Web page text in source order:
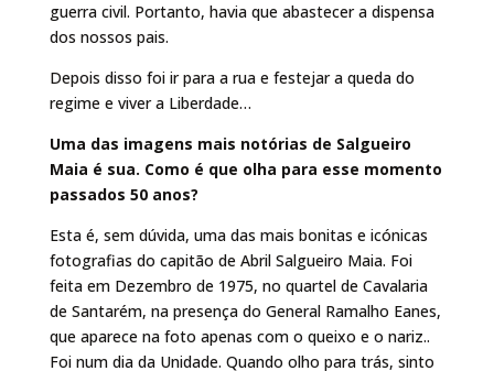
guerra civil. Portanto, havia que abastecer a dispensa
dos nossos pais.
Depois disso foi ir para a rua e festejar a queda do
regime e viver a Liberdade…
Uma das imagens mais notórias de Salgueiro
Maia é sua. Como é que olha para esse momento
passados 50 anos?
Esta é, sem dúvida, uma das mais bonitas e icónicas
fotografias do capitão de Abril Salgueiro Maia. Foi
feita em Dezembro de 1975, no quartel de Cavalaria
de Santarém, na presença do General Ramalho Eanes,
que aparece na foto apenas com o queixo e o nariz..
Foi num dia da Unidade. Quando olho para trás, sinto